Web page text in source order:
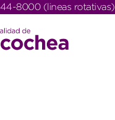
44-8000 (lineas rotativas)